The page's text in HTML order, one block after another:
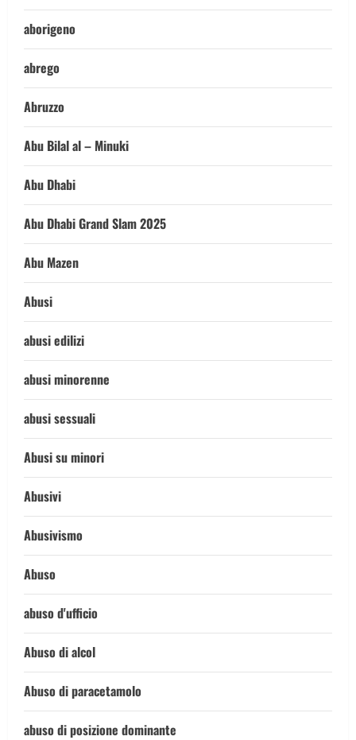
aborigeno
abrego
Abruzzo
Abu Bilal al – Minuki
Abu Dhabi
Abu Dhabi Grand Slam 2025
Abu Mazen
Abusi
abusi edilizi
abusi minorenne
abusi sessuali
Abusi su minori
Abusivi
Abusivismo
Abuso
abuso d'ufficio
Abuso di alcol
Abuso di paracetamolo
abuso di posizione dominante